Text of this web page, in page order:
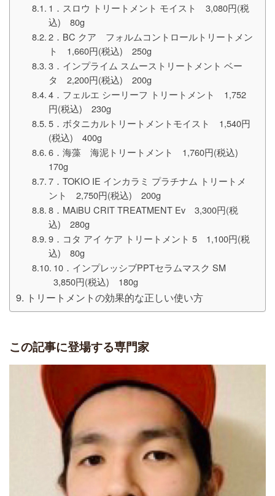
1．スロウ トリートメント モイスト 3,080円(税
込) 80g
2．BC クア フォルムコントロールトリートメン
ト 1,660円(税込) 250g
3．インプライム スムーストリートメント ベー
タ 2,200円(税込) 200g
4．フェルエ シーリーフ トリートメント 1,752
円(税込) 230g
5．ボタニカルトリートメントモイスト 1,540円
(税込) 400g
6．海藻 海泥トリートメント 1,760円(税込)
170g
7．TOKIO IE インカラミ プラチナム トリートメ
ント 2,750円(税込) 200g
8．MAiBU CRIT TREATMENT Ev 3,300円(税
込) 280g
9．コタ アイ ケア トリートメント 5 1,100円(税
込) 80g
10．インプレッシブPPTセラムマスク SM
3,850円(税込) 180g
トリートメントの効果的な正しい使い方
この記事に登場する専門家